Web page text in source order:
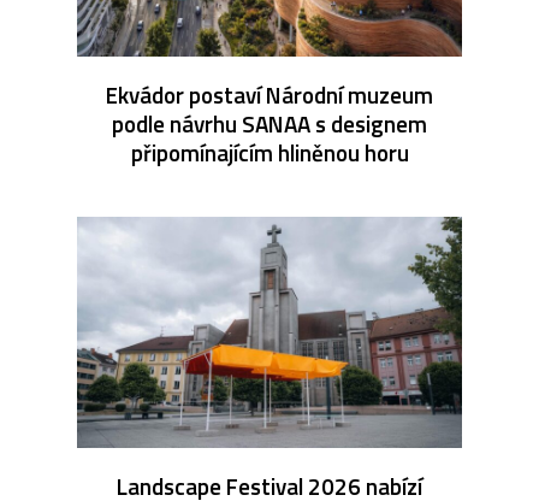
Ekvádor postaví Národní muzeum
podle návrhu SANAA s designem
připomínajícím hliněnou horu
Landscape Festival 2026 nabízí